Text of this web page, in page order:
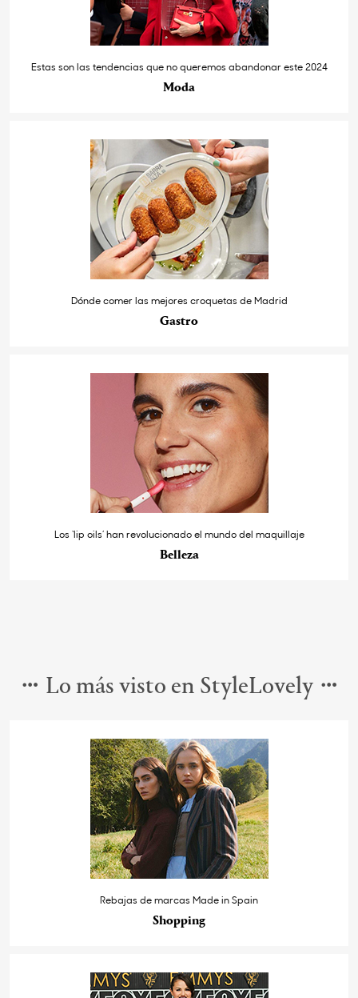
Estas son las tendencias que no queremos abandonar este 2024
Moda
Dónde comer las mejores croquetas de Madrid
Gastro
Los ‘lip oils’ han revolucionado el mundo del maquillaje
Belleza
Lo más visto en StyleLovely
Rebajas de marcas Made in Spain
Shopping